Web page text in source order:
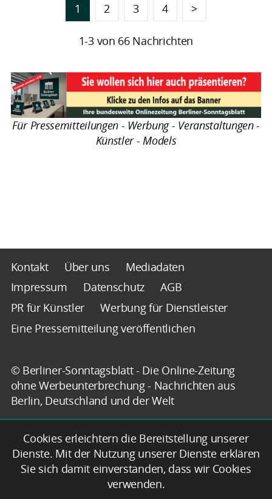
1 2 3 4 >
1-3 von 66 Nachrichten
Für Pressemitteilungen - Werbung - Veranstaltungen -
Künstler - Models
Kontakt Über uns
Mediadaten
Impressum
Datenschutz
AGB
PR für Künstler
Werbung für Dienstleister
Eine Pressemitteilung veröffentlichen
© Berliner-Sonntagsblatt - Die Online-Zeitung
ohne Werbeunterbrechung - Nachrichten aus
Berlin, Deutschland und der Welt
Cookies erleichtern die Bereitstellung unserer
Dienste. Mit der Nutzung unserer Dienste erklären
Sie sich damit einverstanden, dass wir Cookies
verwenden.